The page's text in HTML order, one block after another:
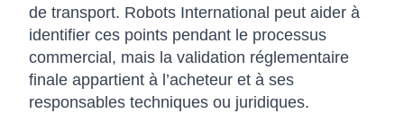
de transport. Robots International peut aider à
identifier ces points pendant le processus
commercial, mais la validation réglementaire
finale appartient à l’acheteur et à ses
responsables techniques ou juridiques.